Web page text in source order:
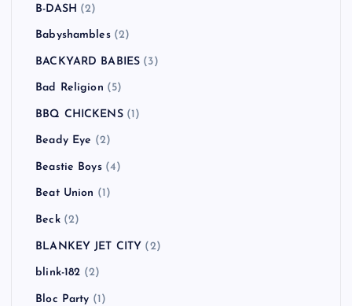
B-DASH (2)
Babyshambles(2)
BACKYARD BABIES (3)
Bad Religion (5)
BBQ CHICKENS(1)
Beady Eye (2)
Beastie Boys(4)
Beat Union (1)
Beck(2)
BLANKEY JET CITY (2)
blink-182 (2)
Bloc Party (1)